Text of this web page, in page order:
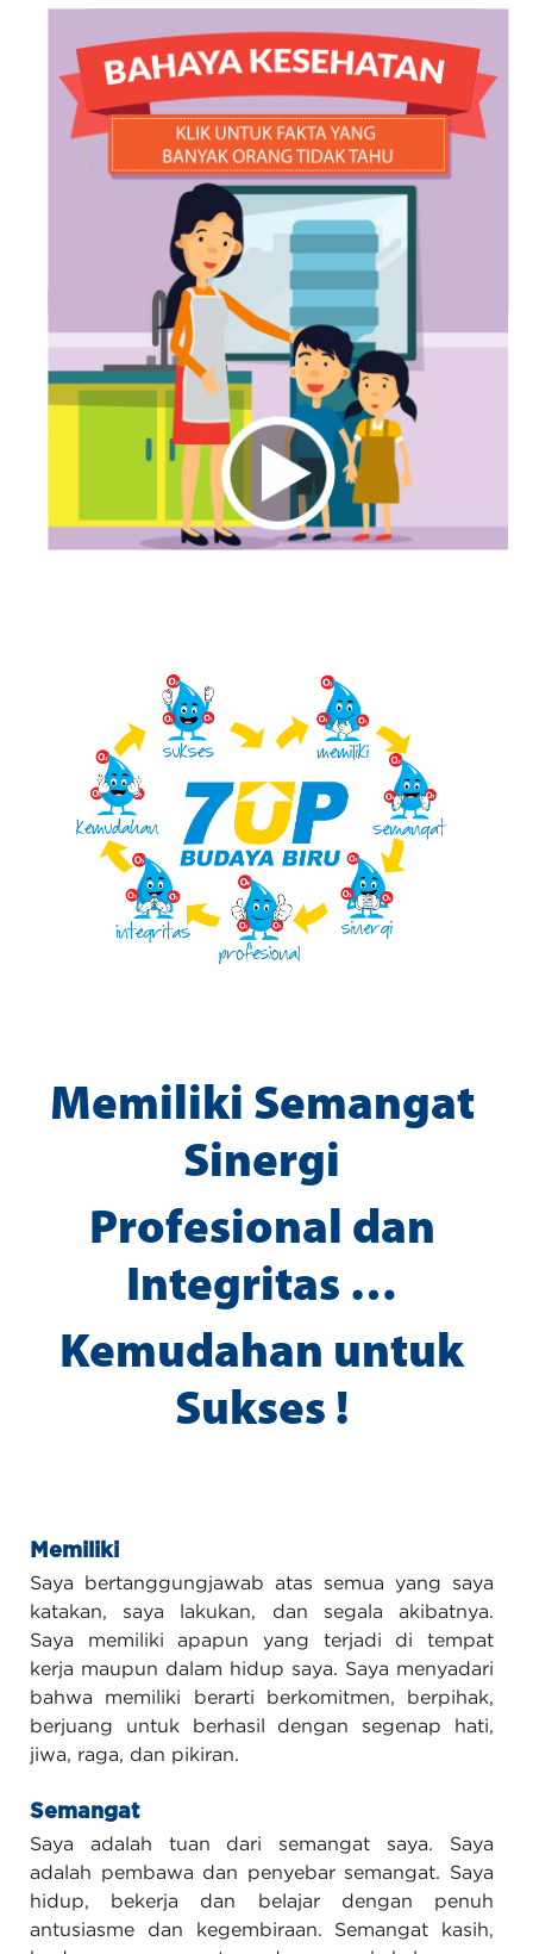
Memiliki Semangat
Sinergi
Profesional dan
Integritas …
Kemudahan untuk
Sukses !
Memiliki
Saya bertanggungjawab atas semua yang saya
katakan, saya lakukan, dan segala akibatnya.
Saya memiliki apapun yang terjadi di tempat
kerja maupun dalam hidup saya. Saya menyadari
bahwa memiliki berarti berkomitmen, berpihak,
berjuang untuk berhasil dengan segenap hati,
jiwa, raga, dan pikiran.
Semangat
Saya adalah tuan dari semangat saya. Saya
adalah pembawa dan penyebar semangat. Saya
hidup, bekerja dan belajar dengan penuh
antusiasme dan kegembiraan. Semangat kasih,